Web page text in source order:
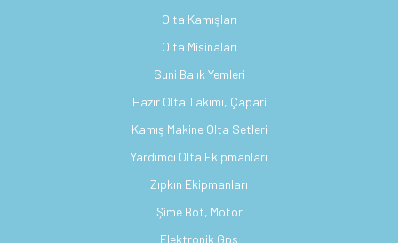
Olta Kamışları
Olta Misinaları
Suni Balık Yemleri
Hazır Olta Takımı, Çapari
Kamış Makine Olta Setleri
Yardımcı Olta Ekipmanları
Zıpkın Ekipmanları
Şime Bot, Motor
Elektronik Gps